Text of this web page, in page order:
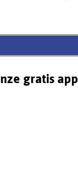
gratis app